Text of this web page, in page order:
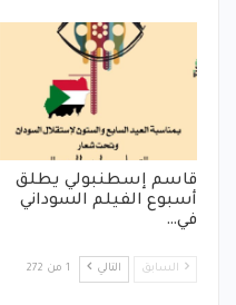
قاسم إسطنبولي يطلق
أسبوع الفيلم السوداني
في…
السابق التالي 1 من 272